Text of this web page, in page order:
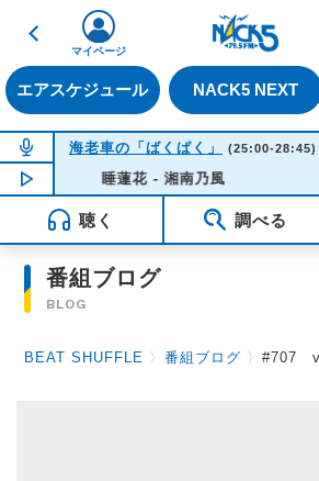
戻る
エアスケジュール NACK5 NEXT
マイページ
NOW ON AIR
海老車の「ばくばく」 (25:00-28:45)
NOW PLAYING01:48
睡蓮花 - 湘南乃風
聴く 調べる
番組ブログ
BLOG
BEAT SHUFFLE 〉番組ブログ 〉#707